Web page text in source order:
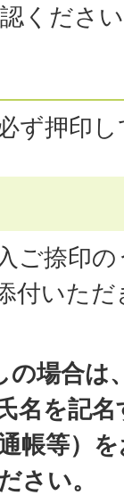
くださ
ず押印
ご捺印
付いた
の場合は
名を記
帳等）
さい。